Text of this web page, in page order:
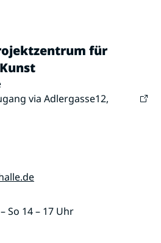
für
via Adlergasse12,
So 14 – 17 Uhr